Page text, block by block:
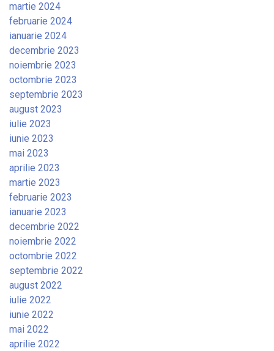
martie 2024
februarie 2024
ianuarie 2024
decembrie 2023
noiembrie 2023
octombrie 2023
septembrie 2023
august 2023
iulie 2023
iunie 2023
mai 2023
aprilie 2023
martie 2023
februarie 2023
ianuarie 2023
decembrie 2022
noiembrie 2022
octombrie 2022
septembrie 2022
august 2022
iulie 2022
iunie 2022
mai 2022
aprilie 2022